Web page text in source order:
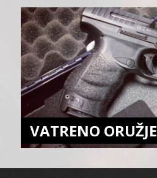
VATRENO ORUŽJE